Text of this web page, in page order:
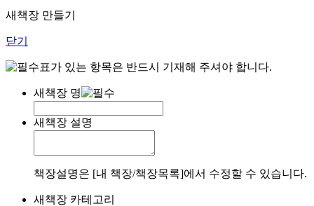
새책장 만들기
닫기
표가 있는 항목은 반드시 기재해 주셔야 합니다.
새책장 명
새책장 설명
책장설명은 [내 책장/책장목록]에서 수정할 수 있습니다.
새책장 카테고리